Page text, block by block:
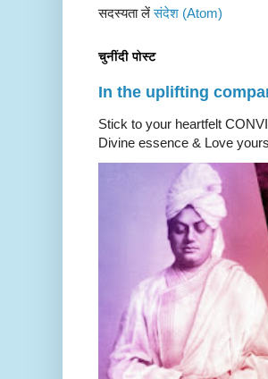
सदस्यता लेंसंदेश (Atom)
चुनींदी पोस्ट
In the uplifting
Stick to your heartfelt
Divine essence & Love